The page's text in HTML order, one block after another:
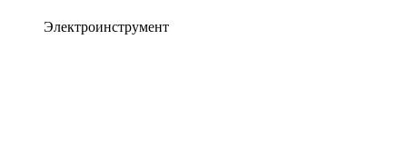
Электроинструмент